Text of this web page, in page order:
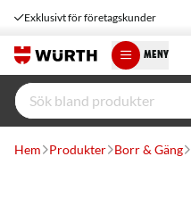
Exklusivt för företagskunder
MENY
Hem Produkter Borr & Gäng